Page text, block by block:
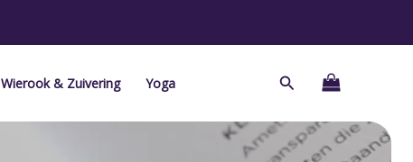
Wierook & Zuivering Yoga Zoeken